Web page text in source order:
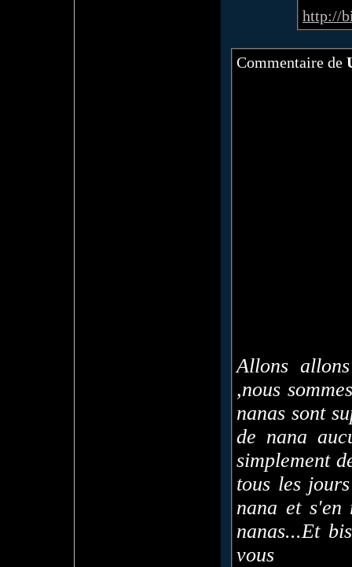
http://
Commentaire de
Allons
,nous
nanas sont
de nana
simplement
tous les
nana et s'en
nanas...Et
vous